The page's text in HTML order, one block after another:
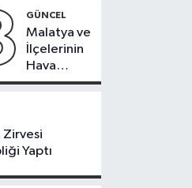
GÜNCEL
Malatya ve
İlçelerinin
Hava
Durumu -
2026
Zirvesi
Yaptı